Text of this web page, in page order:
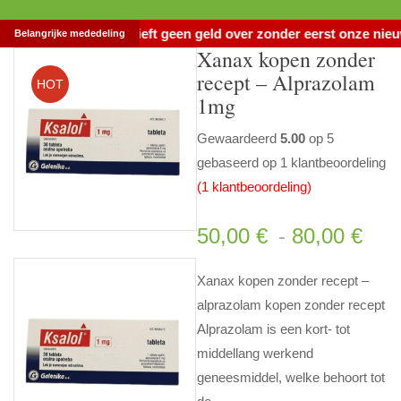
Belangrijke mededeling
maak alstublieft geen geld over zonder eerst onze
HOT
Xanax kopen zonder
recept – Alprazolam
1mg
Gewaardeerd 5.00op 5
gebaseerd op 1 klantbeoordeling
(1 klantbeoordeling)
50,00 € - 80,00 €
Xanax kopen zonder recept –
alprazolam kopen zonder recept
Alprazolam is een kort- tot
middellang werkend
geneesmiddel, welke behoort tot